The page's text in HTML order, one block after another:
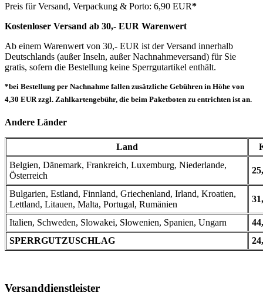
Preis für Versand, Verpackung & Porto: 6,90 EUR*
Kostenloser Versand ab 30,- EUR Warenwert
Ab einem Warenwert von 30,- EUR ist der Versand innerhalb
Deutschlands (außer Inseln, außer Nachnahmeversand) für Sie
gratis, sofern die Bestellung keine Sperrgutartikel enthält.
*bei Bestellung per Nachnahme fallen zusätzliche Gebühren in Höhe von
4,30 EUR zzgl. Zahlkartengebühr, die beim Paketboten zu entrichten ist an.
Andere Länder
Land
Belgien, Dänemark, Frankreich, Luxemburg, Niederlande,
Österreich
Bulgarien, Estland, Finnland, Griechenland, Irland, Kroatien,
Lettland, Litauen, Malta, Portugal, Rumänien
Italien, Schweden, Slowakei, Slowenien, Spanien, Ungarn
SPERRGUTZUSCHLAG
Versanddienstleister